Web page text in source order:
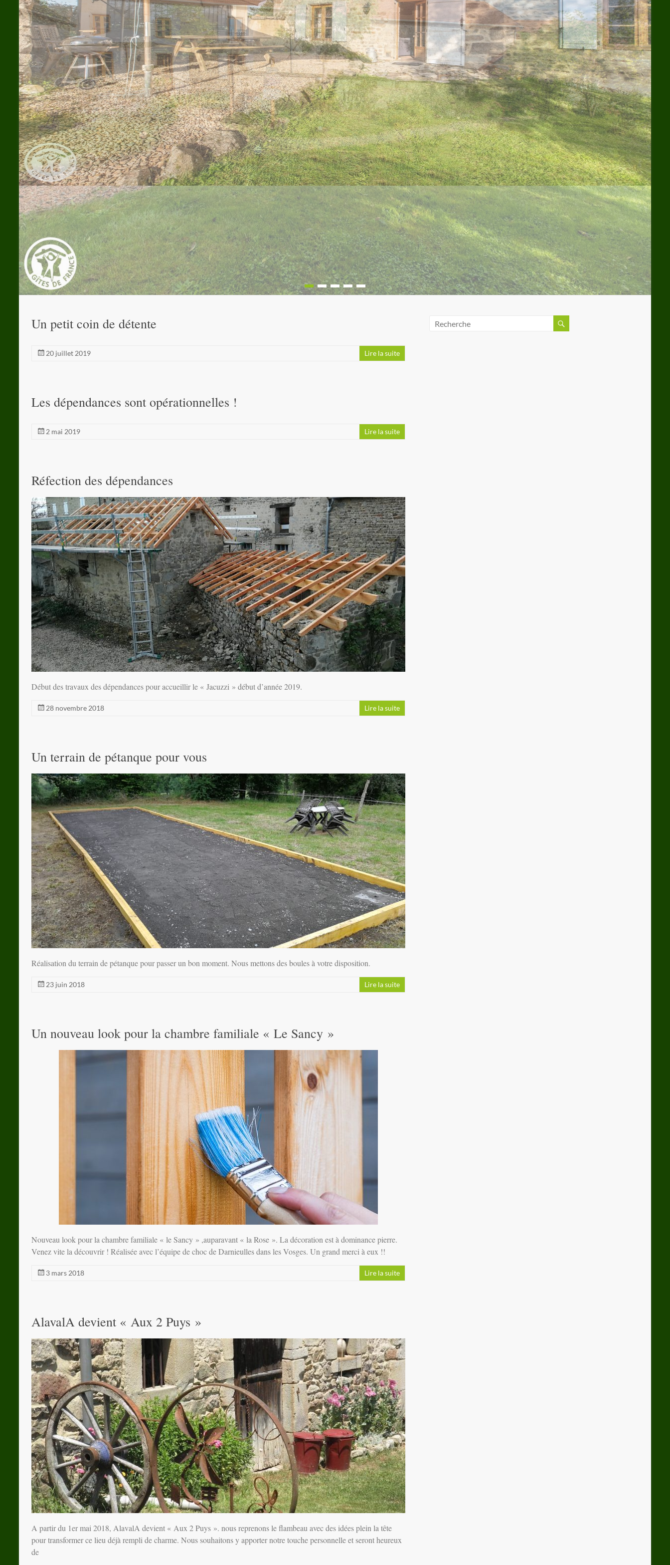
Un petit coin de détente
20 juillet 2019 Lire la suite
Les dépendances sont opérationnelles !
2 mai 2019 Lire la suite
Réfection des dépendances
Début des travaux des dépendances pour accueillir le « Jacuzzi » début d’année 2019.
28 novembre 2018 Lire la suite
Un terrain de pétanque pour vous
Réalisation du terrain de pétanque pour passer un bon moment. Nous mettons des boules à votre disposition.
23 juin 2018 Lire la suite
Un nouveau look pour la chambre familiale « Le Sancy »
Nouveau look pour la chambre familiale « le Sancy » ,auparavant « la Rose ». La décoration est à dominance pierre.
Venez vite la découvrir ! Réalisée avec l’équipe de choc de Darnieulles dans les Vosges. Un grand merci à eux !!
3 mars 2018 Lire la suite
AlavalA devient « Aux 2 Puys »
A partir du 1er mai 2018, AlavalA devient « Aux 2 Puys ». nous reprenons le flambeau avec des idées plein la tête
pour transformer ce lieu déjà rempli de charme. Nous souhaitons y apporter notre touche personnelle et seront heureux
de